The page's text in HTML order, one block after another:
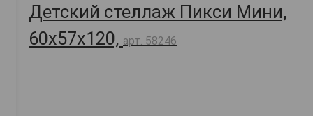
Детский стеллаж Пикси Мини,
60х57х120, арт. 58246